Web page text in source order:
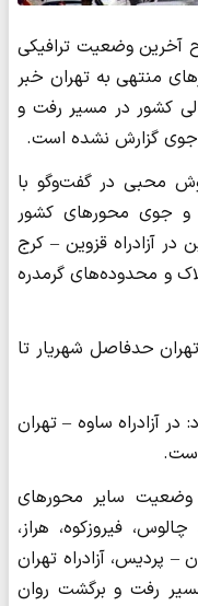
آخرین وضعیت ترافیکی
منتهی به تهران خبر
کشور در مسیر رفت و
جوی گزارش نشده است.
محبی در گفت‌وگو با
و جوی محورهای کشور
آزادراه قزوین – کرج
و محدوده‌های گرمدره
حدفاصل شهریار تا
در آزادراه ساوه – تهران
وضعیت سایر محورهای
فیروزکوه، هراز،
– پردیس، آزادراه تهران
رفت و برگشت روان